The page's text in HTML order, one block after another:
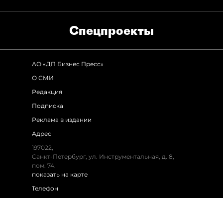
Спец­проекты
АО «ДП Бизнес Пресс»
О СМИ
Редакция
Подписка
Реклама в издании
Адрес
197022,
Санкт-Петербург, ул. Инструментальная, д. 8,
пом. 74.
показать на карте
Телефон